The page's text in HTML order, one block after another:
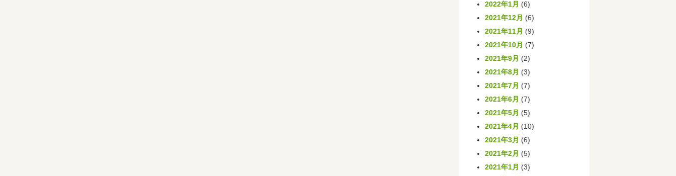
2022年1月 (6)
2021年12月 (6)
2021年11月 (9)
2021年10月 (7)
2021年9月 (2)
2021年8月 (3)
2021年7月 (7)
2021年6月 (7)
2021年5月 (5)
2021年4月 (10)
2021年3月 (6)
2021年2月 (5)
2021年1月 (3)